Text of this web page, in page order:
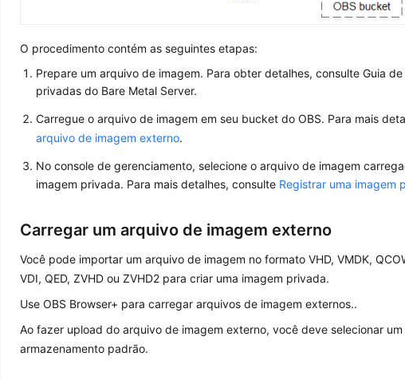
O procedimento contém as seguintes etapas:
Prepare um arquivo de imagem. Para obter detalhes, consulteGuia
privadas do Bare Metal Server.
Carregue o arquivo de imagem em seu bucket do OBS. Para mais
arquivo de imagem externo.
No console de gerenciamento, selecione o arquivo de imagem
imagem privada. Para mais detalhes, consulte Registrar uma imagem
Carregar um arquivo de imagem externo
Você pode importar um arquivo de imagem no formato VHD, VMDK,
VDI, QED, ZVHD ou ZVHD2 para criar uma imagem privada.
Use OBS Browser+ para carregar arquivos de imagem externos..
Ao fazer upload do arquivo de imagem externo, você deve selecionar
armazenamento padrão.